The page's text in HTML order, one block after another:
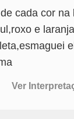
cada cor na
e
Ver